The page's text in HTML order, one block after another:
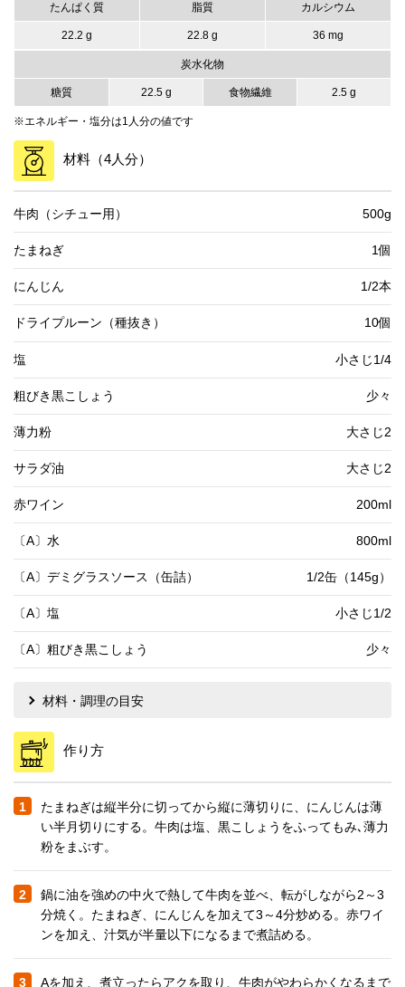
たんぱく質 脂質 カルシウム
22.2 g 22.8 g 36 mg
炭水化物
糖質 22.5 g 食物繊維 2.5 g
※エネルギー・塩分は1人分の値です
材料（4人分）
牛肉（シチュー用） 500g
たまねぎ 1個
にんじん 1/2本
ドライプルーン（種抜き） 10個
塩 小さじ1/4
粗びき黒こしょう 少々
薄力粉 大さじ2
サラダ油 大さじ2
赤ワイン 200ml
〔A〕水 800ml
〔A〕デミグラスソース（缶詰） 1/2缶（145g）
〔A〕塩 小さじ1/2
〔A〕粗びき黒こしょう 少々
材料・調理の目安
作り方
1
たまねぎは縦半分に切ってから縦に薄切りに、にんじんは薄
い半月切りにする。牛肉は塩、黒こしょうをふってもみ､薄力
粉をまぶす。
2
鍋に油を強めの中火で熱して牛肉を並べ、転がしながら2～3
分焼く。たまねぎ、にんじんを加えて3～4分炒める。赤ワイ
ンを加え、汁気が半量以下になるまで煮詰める。
3 Aを加え、煮立ったらアクを取り、牛肉がやわらかくなるまで